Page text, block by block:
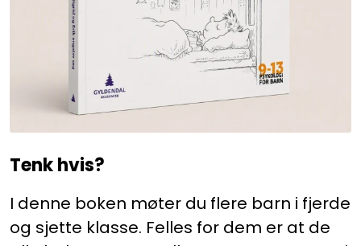
Tenk hvis?
I denne boken møter du flere barn i fjerde
og sjette klasse. Felles for dem er at de
Kurs og arrangementer